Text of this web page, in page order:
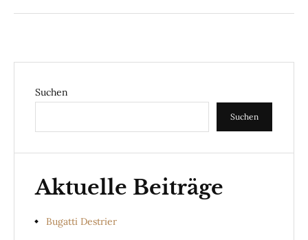
Suchen
Suchen
Aktuelle Beiträge
Bugatti Destrier